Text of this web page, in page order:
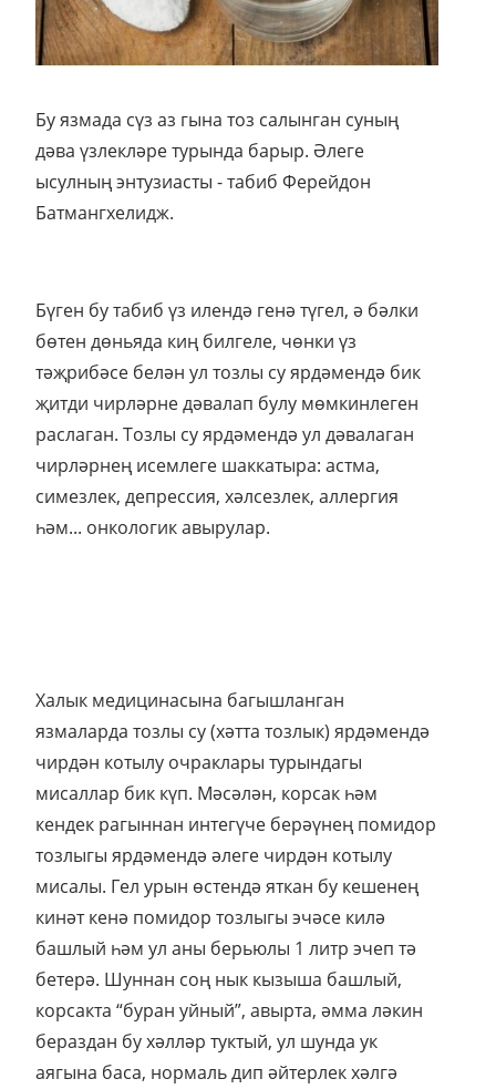
Бу язмада сүз аз гына тоз салынган суның
дәва үзлекләре турында барыр. Әлеге
ысулның энтузиасты - табиб Ферейдон
Батмангхелидж.
Бүген бу табиб үз илендә генә түгел, ә бәлки
бөтен дөньяда киң билгеле, чөнки үз
тәҗрибәсе белән ул тозлы су ярдәмендә бик
җитди чирләрне дәвалап булу мөмкинлеген
раслаган. Тозлы су ярдәмендә ул дәвалаган
чирләрнең исемлеге шаккатыра: астма,
симезлек, депрессия, хәлсезлек, аллергия
һәм... онкологик авырулар.
Халык медицинасына багышланган
язмаларда тозлы су (хәтта тозлык) ярдәмендә
чирдән котылу очраклары турындагы
мисаллар бик күп. Мәсәлән, корсак һәм
кендек рагыннан интегүче берәүнең помидор
тозлыгы ярдәмендә әлеге чирдән котылу
мисалы. Гел урын өстендә яткан бу кешенең
кинәт кенә помидор тозлыгы эчәсе килә
башлый һәм ул аны берьюлы 1 литр эчеп тә
бетерә. Шуннан соң нык кызыша башлый,
корсакта “буран уйный”, авырта, әмма ләкин
бераздан бу хәлләр туктый, ул шунда ук
аягына баса, нормаль дип әйтерлек хәлгә